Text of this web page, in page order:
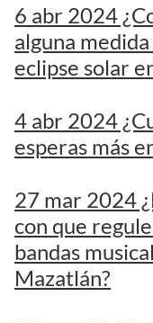
6 abr 2024
alguna
eclipse solar
4 abr 2024
esperas más
27 mar 2024
con que
bandas
Mazatlán?